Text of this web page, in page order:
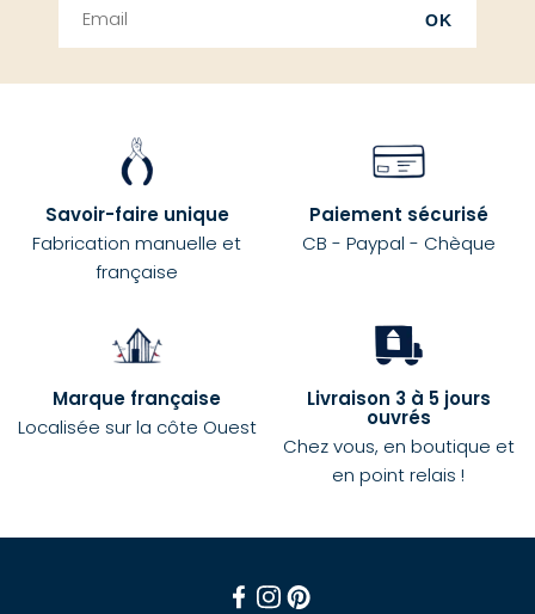
OK
Savoir-faire unique
Fabrication manuelle et
française
Paiement sécurisé
CB - Paypal - Chèque
Marque française
Localisée sur la côte Ouest
Livraison 3 à 5 jours
ouvrés
Chez vous, en boutique et
en point relais !